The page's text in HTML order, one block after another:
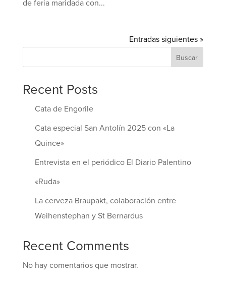
de feria maridada con...
Entradas siguientes »
Buscar
Recent Posts
Cata de Engorile
Cata especial San Antolín 2025 con «La
Quince»
Entrevista en el periódico El Diario Palentino
«Ruda»
La cerveza Braupakt, colaboración entre
Weihenstephan y St Bernardus
Recent Comments
No hay comentarios que mostrar.